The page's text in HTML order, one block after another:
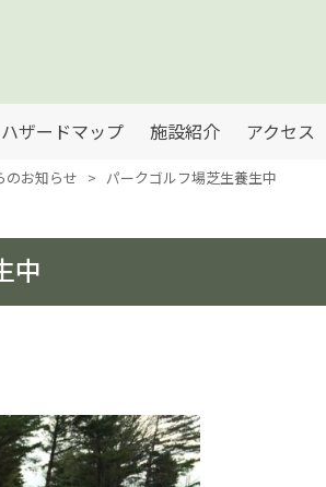
ハザードマップ 施設紹介 アクセス
のお知らせ > パークゴルフ場芝生養生中
中